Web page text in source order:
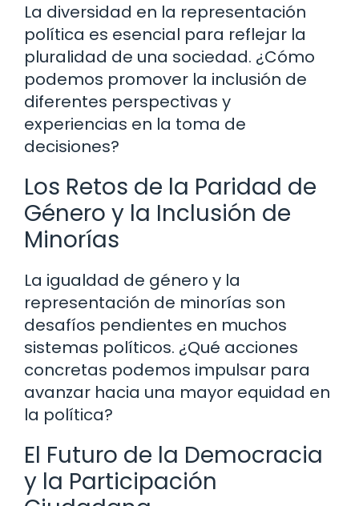
La diversidad en la representación
política es esencial para reflejar la
pluralidad de una sociedad. ¿Cómo
podemos promover la inclusión de
diferentes perspectivas y
experiencias en la toma de
decisiones?
Los Retos de la Paridad de
Género y la Inclusión de
Minorías
La igualdad de género y la
representación de minorías son
desafíos pendientes en muchos
sistemas políticos. ¿Qué acciones
concretas podemos impulsar para
avanzar hacia una mayor equidad en
la política?
El Futuro de la Democracia
y la Participación